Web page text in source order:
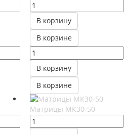
В корзину
В корзине
В корзину
В корзине
Матрицы МК30-50